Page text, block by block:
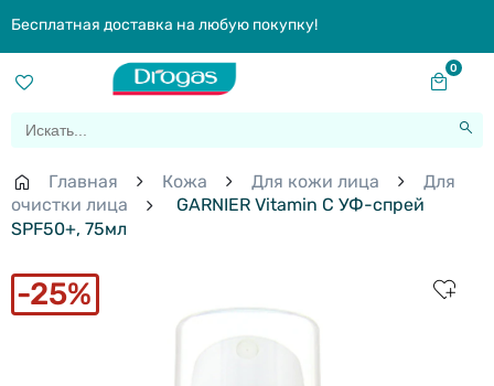
Бесплатная доставка на любую покупку!
0
Главная Кожа Для кожи лица
Для
очистки лица
GARNIER Vitamin C УФ-спрей
SPF50+, 75мл
25%